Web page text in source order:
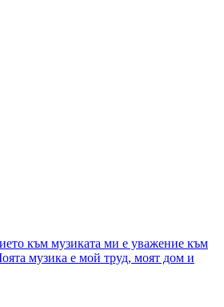
към музиката ми е уважение към
музика е мой труд, моят дом и